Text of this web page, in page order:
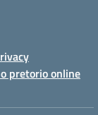
pretorio online